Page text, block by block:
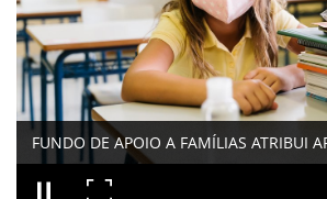
FUNDO DE APOIO A FAMÍLIAS ATRIBUI